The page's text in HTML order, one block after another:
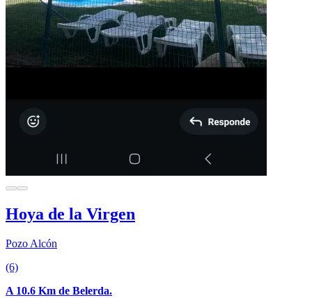
Hoya de la Virgen
Pozo Alcón
(6)
A 10.6 Km de Belerda.